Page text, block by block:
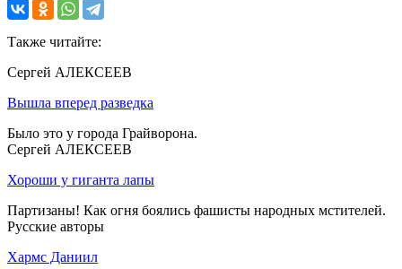
Также читайте:
Сергей АЛЕКСЕЕВ
Вышла вперед разведка
Было это у города Грайворона.
Сергей АЛЕКСЕЕВ
Хороши у гиганта лапы
Партизаны! Как огня боялись фашисты народных мстителей.
Русские авторы
Хармс Даниил